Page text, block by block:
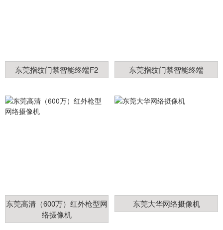
东莞指纹门禁智能终端F2 东莞指纹门禁智能终端
东莞高清（600万）红外枪型网
络摄像机
东莞大华网络摄像机